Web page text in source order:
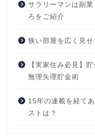
サラリーマンは副
ろをご紹介
狭い部屋を広く見
【実家住み必見】
無理矢理貯金術
15年の連載を経て
ストは？